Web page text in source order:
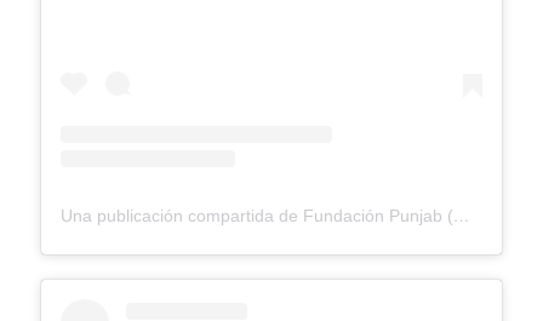
Una publicación compartida de Fundación Punjab (@fundacionpunjab)